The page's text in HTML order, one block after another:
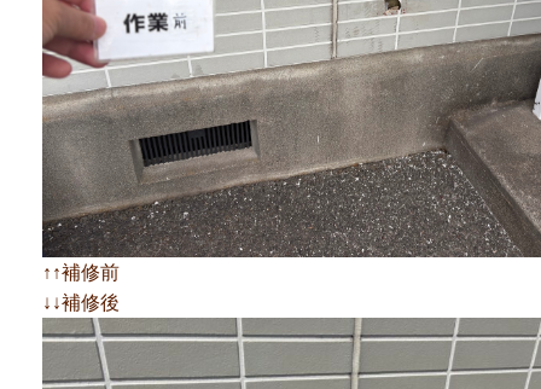
↑↑補修前
↓↓補修後